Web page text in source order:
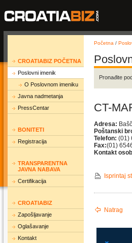
CROATIABIZ POČETNA
Poslovni imenik
O Poslovnom imeniku
Javna nadmetanja
PressCentar
BONITETI
Registracija
TRANSPARENTNA
JAVNA NABAVA
Certifikacija
CROATIABIZ
Zapošljavanje
Oglašavanje
Kontakt
Početna /
Pronađite
CT-
Adresa:
Poštanski
Telefon: (01)
Fax:(01)
Kontakt
Isprintaj
Natrag